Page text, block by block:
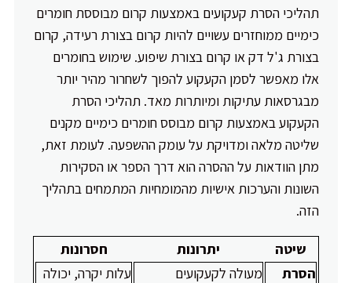
תהליכי הסרת קעקועים באמצעות קרום מבוססת חומרים
כימיים ממוחזרים עשויים להיות קרום בצורת רעידה, קרום
בצורת ג'ל דק או קרום בצורת שיפוע. שימוש בחומרים
אלו מאפשר לסמן הקעקוע להפוך לשחרור מהיר יותר
מבגרסאות עתיקות ומיותרות מאד. תהליכי הסרת
הקעקוע באמצעות קרום מבוסס חומרים כימיים מקנים
שליטה מלאה ומדויקת על עומק ההשפעה. לעומת זאת,
מתן הוודאות על ההסרה הוא דרך הספר או הסקירות
השונות והערכות אישיות מהמומחיות המתמחים בתהליך
הזה.
שיטה יתרונות
חסרונות
הסרת
מעולה לקעקועים
עלות יקרה, יכולה